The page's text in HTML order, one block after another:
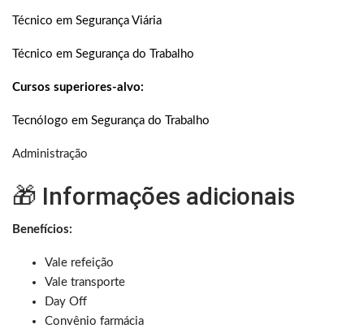
Técnico em Segurança Viária
Técnico em Segurança do Trabalho
Cursos superiores-alvo:
Tecnólogo em Segurança do Trabalho
Administração
🎁 Informações adicionais
Benefícios:
Vale refeição
Vale transporte
Day Off
Convênio farmácia